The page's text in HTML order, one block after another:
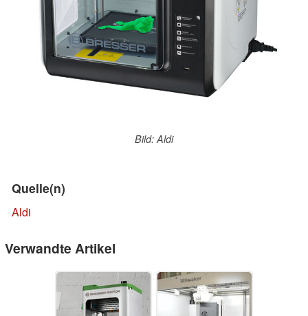
Bild: Aldi
Quelle(n)
Aldi
Verwandte Artikel